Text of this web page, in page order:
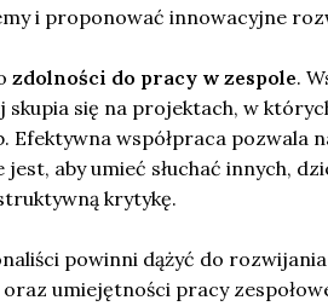
i proponować innowacyjne
zdolności do pracy w zespole.
się na projektach, w
Efektywna współpraca pozwala
aby umieć słuchać innych,
krytykę.
powinni dążyć do
umiejętności pracy